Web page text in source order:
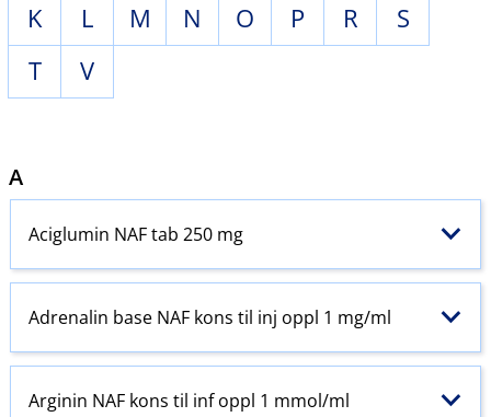
K
L M N O P R
S
T
V
A
Aciglumin NAF tab 250 mg
Adrenalin base NAF kons til inj oppl 1 mg/ml
Arginin NAF kons til inf oppl 1 mmol/ml